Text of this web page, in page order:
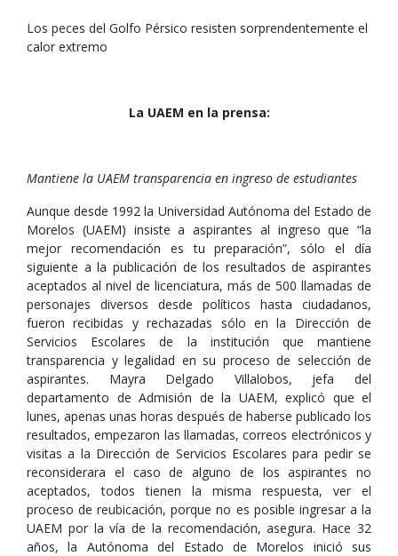
Los peces del Golfo Pérsico resisten sorprendentemente el
calor extremo
La UAEM en la prensa:
Mantiene la UAEM transparencia en ingreso de estudiantes
Aunque desde 1992 la Universidad Autónoma del Estado de
Morelos (UAEM) insiste a aspirantes al ingreso que “la
mejor recomendación es tu preparación”, sólo el día
siguiente a la publicación de los resultados de aspirantes
aceptados al nivel de licenciatura, más de 500 llamadas de
personajes diversos desde políticos hasta ciudadanos,
fueron recibidas y rechazadas sólo en la Dirección de
Servicios Escolares de la institución que mantiene
transparencia y legalidad en su proceso de selección de
aspirantes. Mayra Delgado Villalobos, jefa del
departamento de Admisión de la UAEM, explicó que el
lunes, apenas unas horas después de haberse publicado los
resultados, empezaron las llamadas, correos electrónicos y
visitas a la Dirección de Servicios Escolares para pedir se
reconsiderara el caso de alguno de los aspirantes no
aceptados, todos tienen la misma respuesta, ver el
proceso de reubicación, porque no es posible ingresar a la
UAEM por la vía de la recomendación, asegura. Hace 32
años, la Autónoma del Estado de Morelos inició sus